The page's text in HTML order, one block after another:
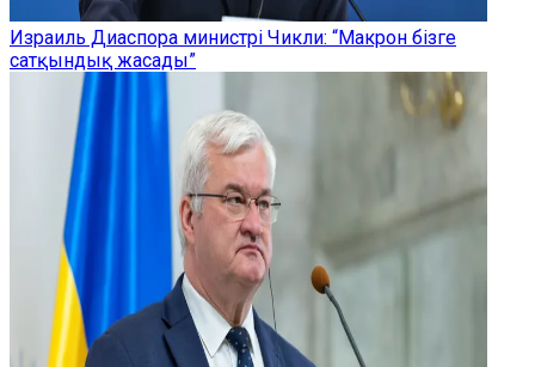
Израиль Диаспора министрі Чикли: “Макрон бізге
сатқындық жасады”